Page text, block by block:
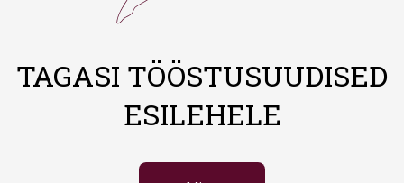
TAGASI TÖÖSTUSUUDISED
ESILEHELE